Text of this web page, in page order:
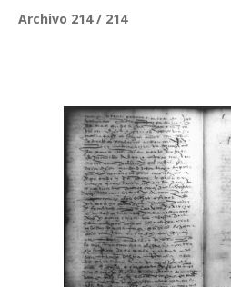
Archivo 214 / 214